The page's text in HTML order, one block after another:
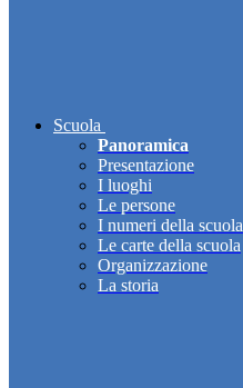
Scuola
Panoramica
Presentazione
I luoghi
Le persone
I numeri della scuola
Le carte della scuola
Organizzazione
La storia